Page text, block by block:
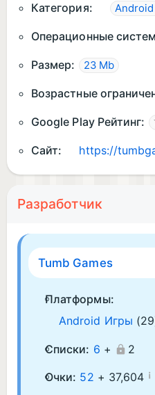
Категория:
Операционные
Размер: 23 Mb
Возрастные
Google Play Рейтинг:
Сайт: https://
Разработчик
Tumb Games
Платформы:
Android Игры
Списки: 6 +
2
Очки: 52 + 37,604 ¡